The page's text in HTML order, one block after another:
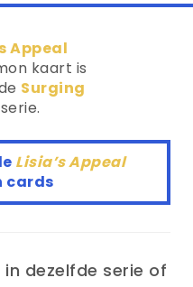
Appeal
kaart is
Surging
serie.
Lisia’s Appeal
cards
dezelfde serie of